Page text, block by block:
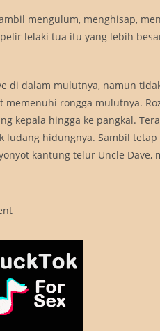
mengulum, menghisap,
lelaki tua itu yang lebih
di dalam mulutnya, namun
memenuhi rongga mulutnya.
kepala hingga ke pangkal.
hidungnya. Sambil tetap
kantung telur Uncle Dave,